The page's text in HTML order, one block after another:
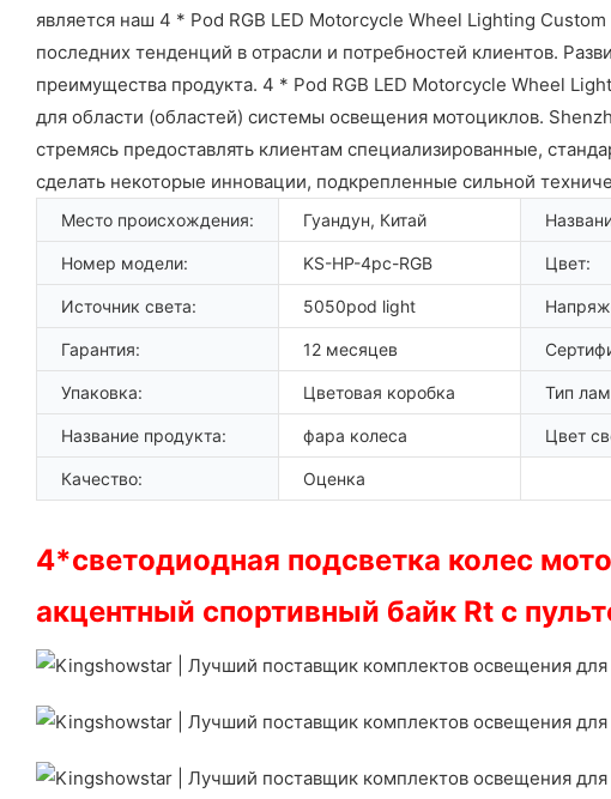
является наш 4 * Pod RGB LED Motorcycle Wheel Lighting
последних тенденций в отрасли и потребностей клиентов.
преимущества продукта. 4 * Pod RGB LED Motorcycle Wheel
для области (областей) системы освещения мотоциклов.
стремясь предоставлять клиентам специализированные,
сделать некоторые инновации, подкрепленные сильной
Место происхождения: Гуандун, Китай
Номер модели: KS-HP-4pc-RGB Цвет:
Источник света: 5050pod light
Гарантия: 12 месяцев
Упаковка: Цветовая коробка Тип
Название продукта: фара колеса Цвет
Качество: Оценка
4*светодиодная подсветка колес
акцентный спортивный байк Rt с